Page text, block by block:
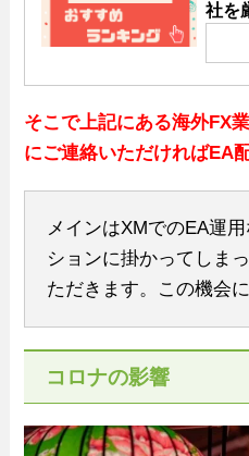
社を
そこで上記にある海外FX
にご連絡いただければEA
メインはXMでのEA運
ションに掛かってしま
ただきます。この機会
コロナの影響